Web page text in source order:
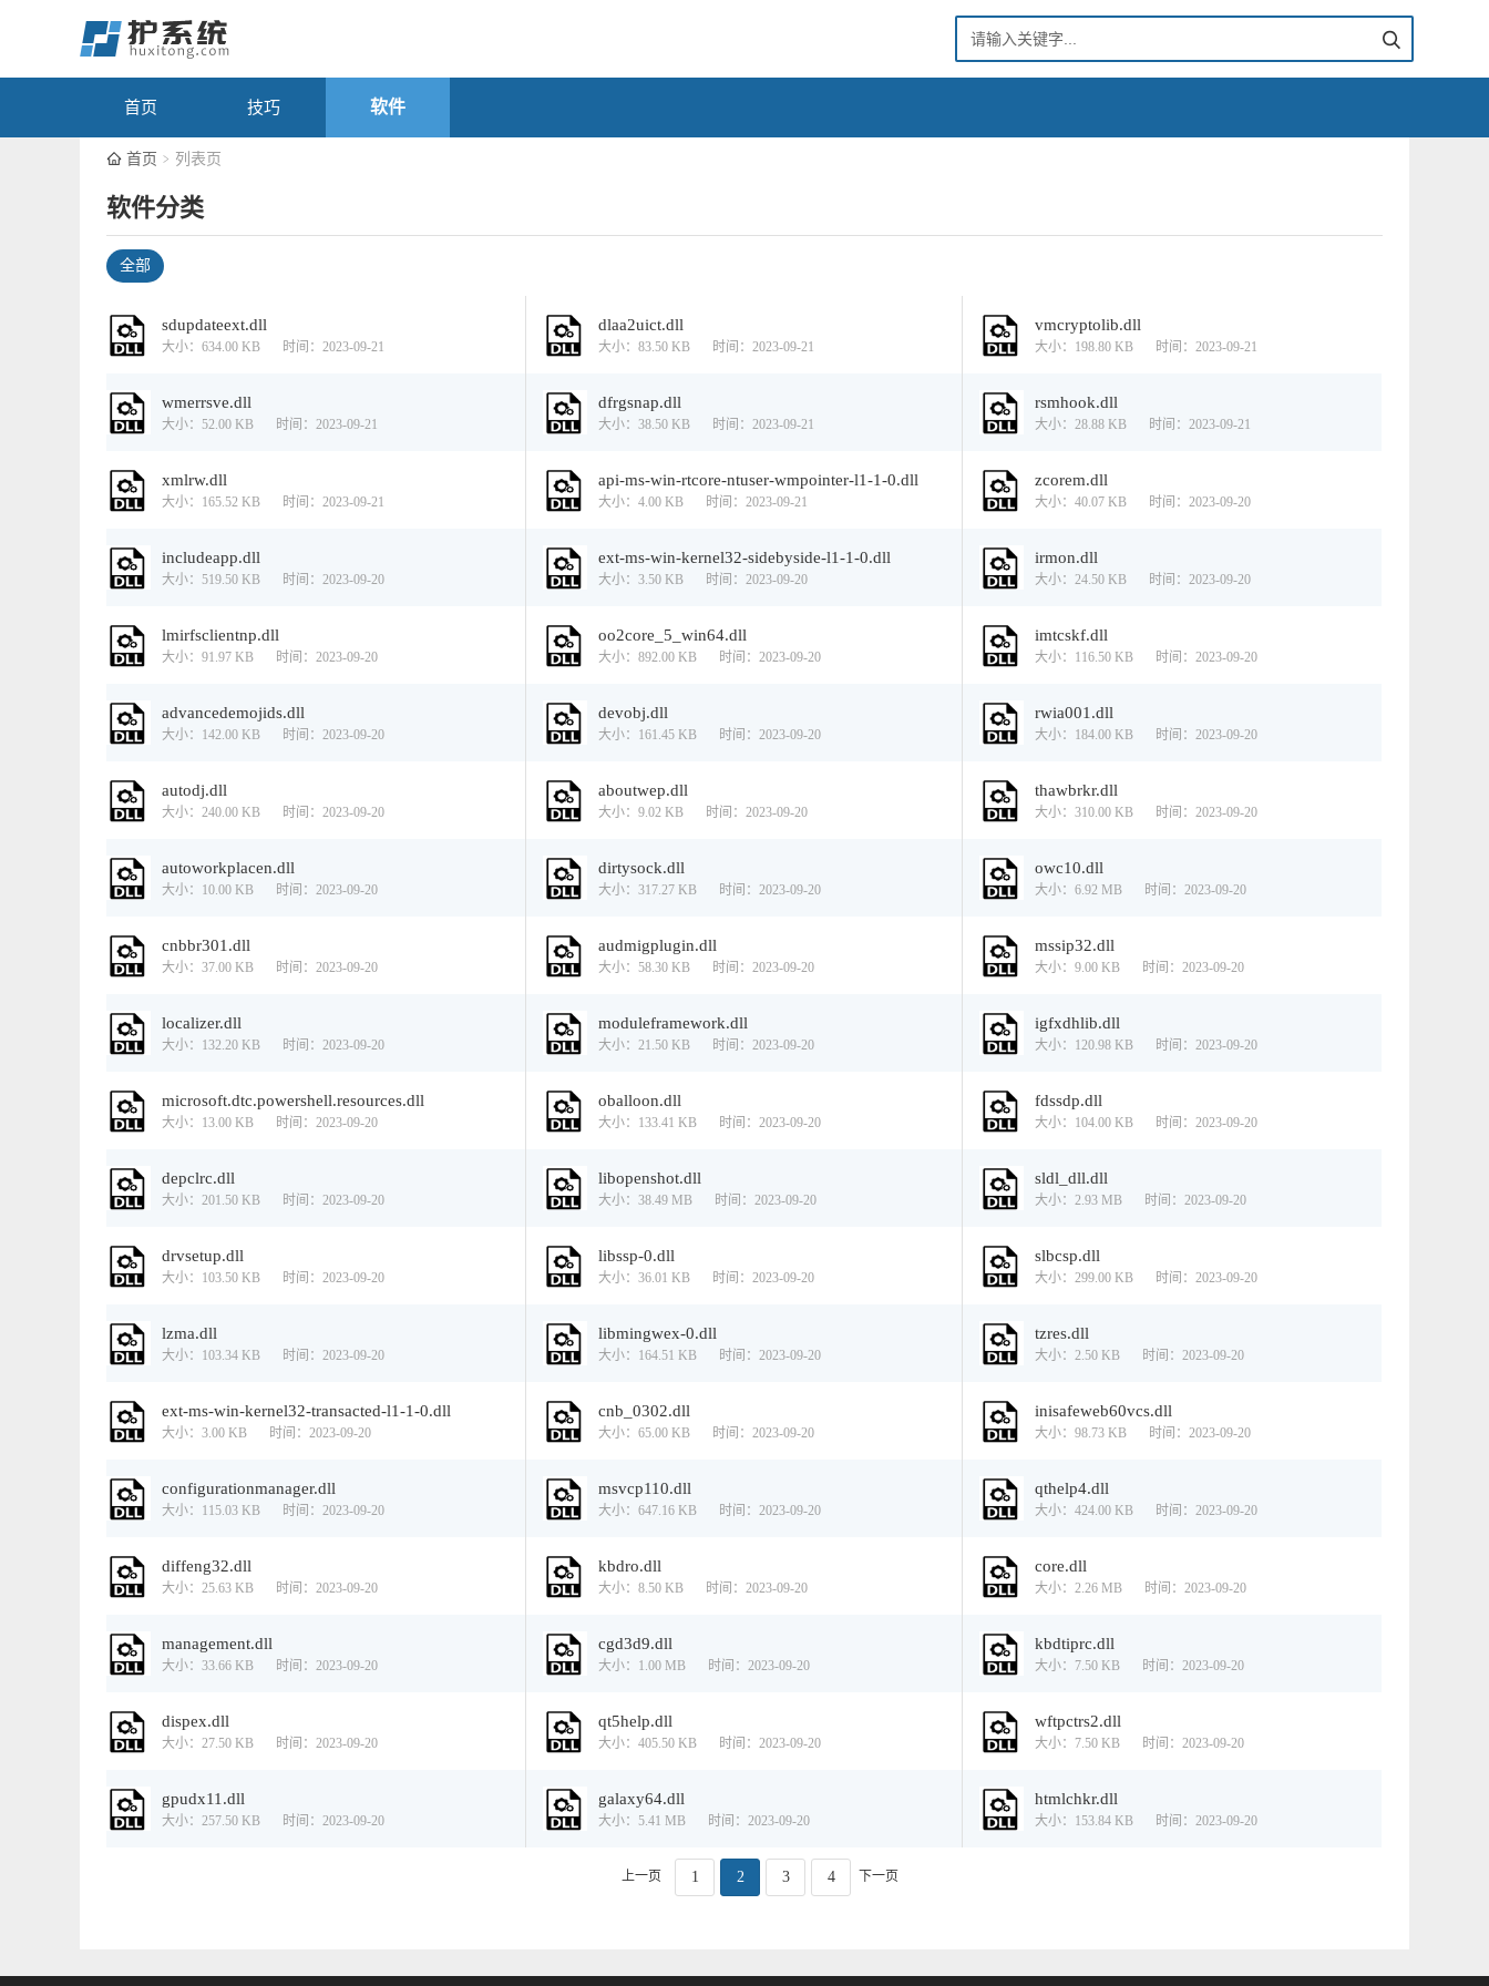
首页 技巧 软件
首页 列表页
软件分类
全部
sdupdateext.dll
大小：634.00 KB 时间：2023-09-21
dlaa2uict.dll
大小：83.50 KB 时间：2023-09-21
vmcryptolib.dll
大小：198.80 KB 时间：2023-09-21
wmerrsve.dll
大小：52.00 KB 时间：2023-09-21
dfrgsnap.dll
大小：38.50 KB 时间：2023-09-21
rsmhook.dll
大小：28.88 KB 时间：2023-09-21
xmlrw.dll
大小：165.52 KB 时间：2023-09-21
api-ms-win-rtcore-ntuser-wmpointer-l1-1-0.dll
大小：4.00 KB 时间：2023-09-21
zcorem.dll
大小：40.07 KB 时间：2023-09-20
includeapp.dll
大小：519.50 KB 时间：2023-09-20
ext-ms-win-kernel32-sidebyside-l1-1-0.dll
大小：3.50 KB 时间：2023-09-20
irmon.dll
大小：24.50 KB 时间：2023-09-20
lmirfsclientnp.dll
大小：91.97 KB 时间：2023-09-20
oo2core_5_win64.dll
大小：892.00 KB 时间：2023-09-20
imtcskf.dll
大小：116.50 KB 时间：2023-09-20
advancedemojids.dll
大小：142.00 KB 时间：2023-09-20
devobj.dll
大小：161.45 KB 时间：2023-09-20
rwia001.dll
大小：184.00 KB 时间：2023-09-20
autodj.dll
大小：240.00 KB 时间：2023-09-20
aboutwep.dll
大小：9.02 KB 时间：2023-09-20
thawbrkr.dll
大小：310.00 KB 时间：2023-09-20
autoworkplacen.dll
大小：10.00 KB 时间：2023-09-20
dirtysock.dll
大小：317.27 KB 时间：2023-09-20
owc10.dll
大小：6.92 MB 时间：2023-09-20
cnbbr301.dll
大小：37.00 KB 时间：2023-09-20
audmigplugin.dll
大小：58.30 KB 时间：2023-09-20
mssip32.dll
大小：9.00 KB 时间：2023-09-20
localizer.dll
大小：132.20 KB 时间：2023-09-20
moduleframework.dll
大小：21.50 KB 时间：2023-09-20
igfxdhlib.dll
大小：120.98 KB 时间：2023-09-20
microsoft.dtc.powershell.resources.dll
大小：13.00 KB 时间：2023-09-20
oballoon.dll
大小：133.41 KB 时间：2023-09-20
fdssdp.dll
大小：104.00 KB 时间：2023-09-20
depclrc.dll
大小：201.50 KB 时间：2023-09-20
libopenshot.dll
大小：38.49 MB 时间：2023-09-20
sldl_dll.dll
大小：2.93 MB 时间：2023-09-20
drvsetup.dll
大小：103.50 KB 时间：2023-09-20
libssp-0.dll
大小：36.01 KB 时间：2023-09-20
slbcsp.dll
大小：299.00 KB 时间：2023-09-20
lzma.dll
大小：103.34 KB 时间：2023-09-20
libmingwex-0.dll
大小：164.51 KB 时间：2023-09-20
tzres.dll
大小：2.50 KB 时间：2023-09-20
ext-ms-win-kernel32-transacted-l1-1-0.dll
大小：3.00 KB 时间：2023-09-20
cnb_0302.dll
大小：65.00 KB 时间：2023-09-20
inisafeweb60vcs.dll
大小：98.73 KB 时间：2023-09-20
configurationmanager.dll
大小：115.03 KB 时间：2023-09-20
msvcp110.dll
大小：647.16 KB 时间：2023-09-20
qthelp4.dll
大小：424.00 KB 时间：2023-09-20
diffeng32.dll
大小：25.63 KB 时间：2023-09-20
kbdro.dll
大小：8.50 KB 时间：2023-09-20
core.dll
大小：2.26 MB 时间：2023-09-20
management.dll
大小：33.66 KB 时间：2023-09-20
cgd3d9.dll
大小：1.00 MB 时间：2023-09-20
kbdtiprc.dll
大小：7.50 KB 时间：2023-09-20
dispex.dll
大小：27.50 KB 时间：2023-09-20
qt5help.dll
大小：405.50 KB 时间：2023-09-20
wftpctrs2.dll
大小：7.50 KB 时间：2023-09-20
gpudx11.dll
大小：257.50 KB 时间：2023-09-20
galaxy64.dll
大小：5.41 MB 时间：2023-09-20
htmlchkr.dll
大小：153.84 KB 时间：2023-09-20
上一页 1 2 3 4 下一页